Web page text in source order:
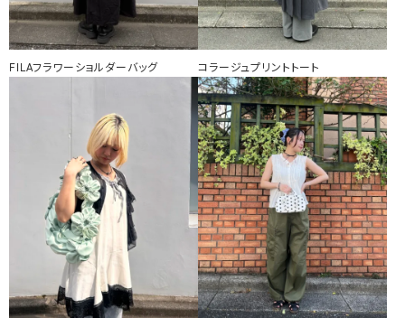
FILAフラワーショルダーバッグ コラージュプリントトート